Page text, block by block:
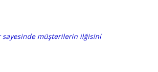
sayesinde müşterilerin ilğisini